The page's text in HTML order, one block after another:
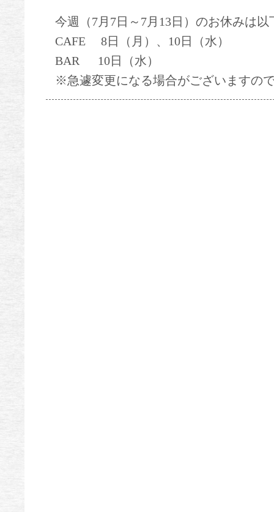
今週（7月7日～7月13日）のお休みは
CAFE 8日（月）、10日（水）
BAR 10日（水）
※急遽変更になる場合がございますの